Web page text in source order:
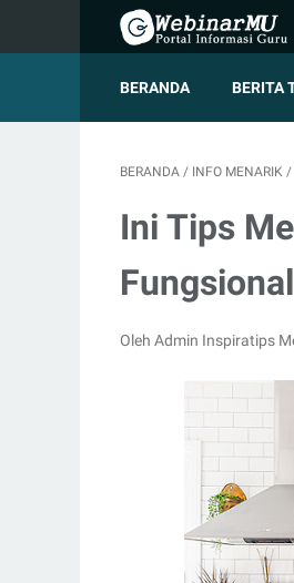
BERANDA BERITA
BERANDA / INFO MENARIK /
Ini Tips
Fungsional
Oleh Admin Inspiratips